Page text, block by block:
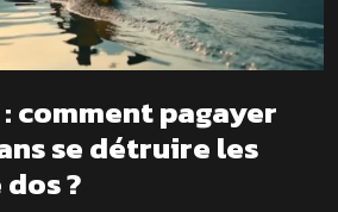
comment pagayer
se détruire les
?